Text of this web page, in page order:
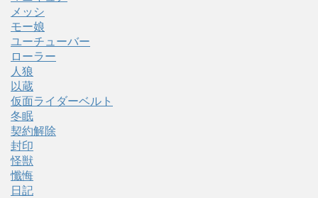
メッシ
モー娘
ユーチューバー
ローラー
人狼
以蔵
仮面ライダーベルト
冬眠
契約解除
封印
怪獣
懺悔
日記